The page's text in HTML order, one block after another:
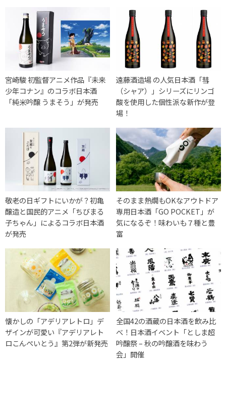
宮崎駿 初監督アニメ作品『未来
少年コナン』のコラボ日本酒
「純米吟醸 うまそう」が発売
遠藤酒造場 の人気日本酒「彗
（シャア）」シリーズにリンゴ
酸を使用した個性派な新作が登
場！
敬老の日ギフトにいかが？初亀
醸造と国民的アニメ「ちびまる
子ちゃん」によるコラボ日本酒
が発売
そのまま熱燗もOKなアウトドア
専用日本酒「GO POCKET」が
気になるぞ！味わいも７種と豊
富
懐かしの「アデリアレトロ」デ
ザインが可愛い『アデリアレト
ロこんぺいとう』第2弾が新発売
全国42の酒蔵の日本酒を飲み比
べ！日本酒イベント「としま超
吟醸祭 – 秋の吟醸酒を味わう
会」開催